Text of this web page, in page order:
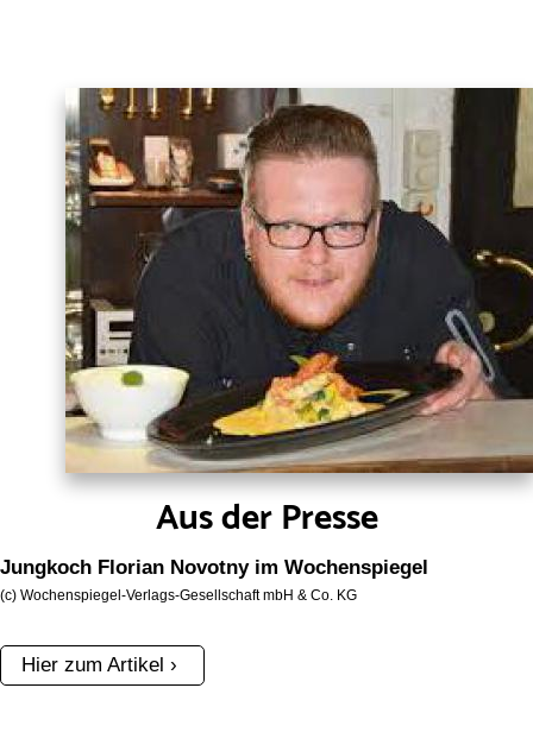
Aus der Presse
Jungkoch Florian Novotny im Wochenspiegel
(c) Wochenspiegel-Verlags-Gesellschaft mbH & Co. KG
Hier zum Artikel